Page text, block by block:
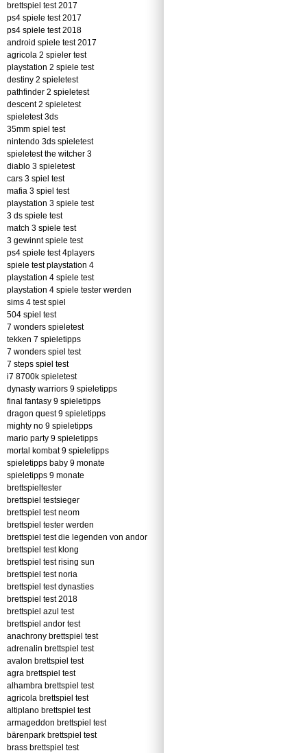
brettspiel test 2017
ps4 spiele test 2017
ps4 spiele test 2018
android spiele test 2017
agricola 2 spieler test
playstation 2 spiele test
destiny 2 spieletest
pathfinder 2 spieletest
descent 2 spieletest
spieletest 3ds
35mm spiel test
nintendo 3ds spieletest
spieletest the witcher 3
diablo 3 spieletest
cars 3 spiel test
mafia 3 spiel test
playstation 3 spiele test
3 ds spiele test
match 3 spiele test
3 gewinnt spiele test
ps4 spiele test 4players
spiele test playstation 4
playstation 4 spiele test
playstation 4 spiele tester werden
sims 4 test spiel
504 spiel test
7 wonders spieletest
tekken 7 spieletipps
7 wonders spiel test
7 steps spiel test
i7 8700k spieletest
dynasty warriors 9 spieletipps
final fantasy 9 spieletipps
dragon quest 9 spieletipps
mighty no 9 spieletipps
mario party 9 spieletipps
mortal kombat 9 spieletipps
spieletipps baby 9 monate
spieletipps 9 monate
brettspieltester
brettspiel testsieger
brettspiel test neom
brettspiel tester werden
brettspiel test die legenden von andor
brettspiel test klong
brettspiel test rising sun
brettspiel test noria
brettspiel test dynasties
brettspiel test 2018
brettspiel azul test
brettspiel andor test
anachrony brettspiel test
adrenalin brettspiel test
avalon brettspiel test
agra brettspiel test
alhambra brettspiel test
agricola brettspiel test
altiplano brettspiel test
armageddon brettspiel test
bärenpark brettspiel test
brass brettspiel test